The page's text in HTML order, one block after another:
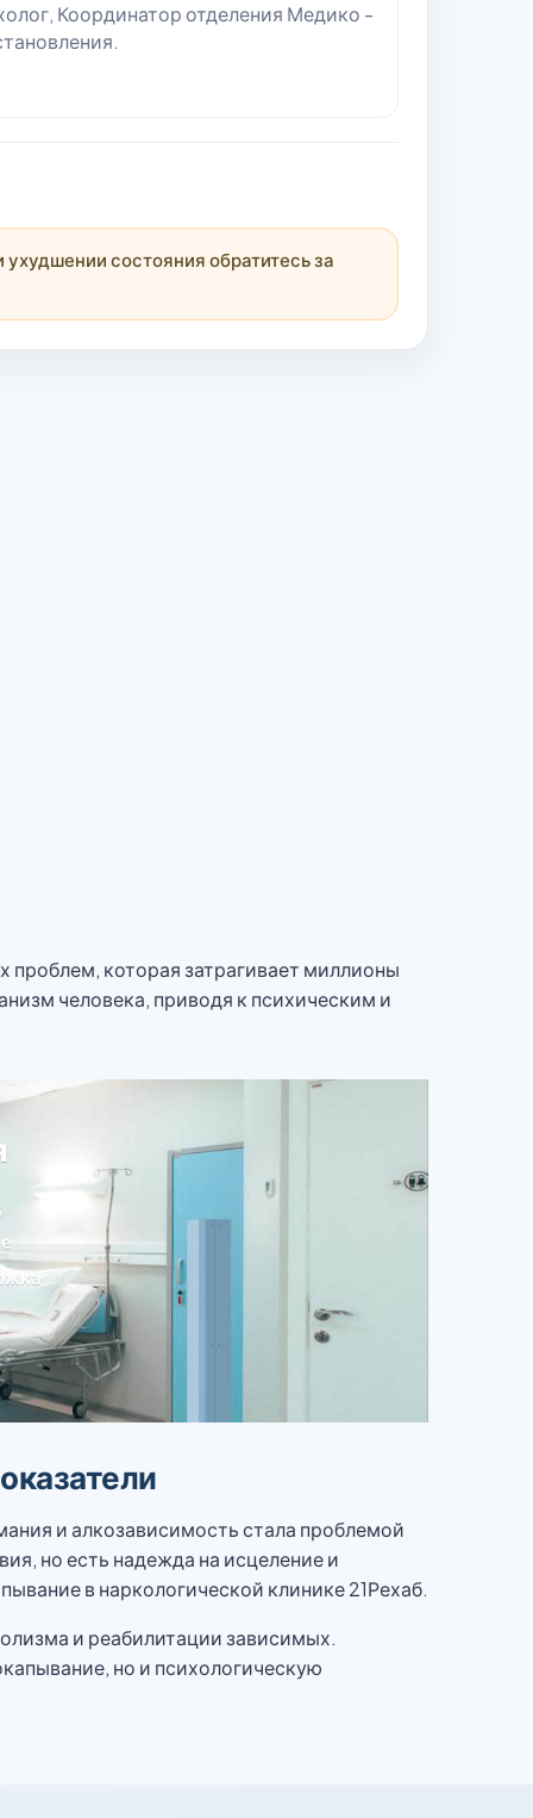
Координатор отделения Медико -
состояния обратитесь за
которая затрагивает миллионы
человека, приводя к психическим и
и алкозависимость стала проблемой
но есть надежда на исцеление и
в наркологической клинике 21Рехаб.
и реабилитации зависимых.
но и психологическую